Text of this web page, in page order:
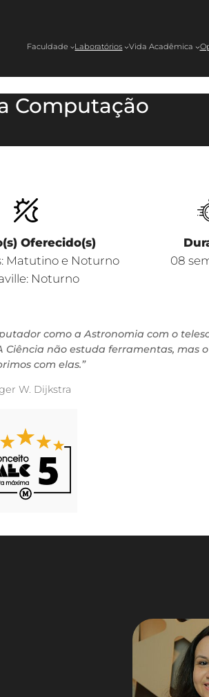
Faculdade Laboratórios Vida Acadêmica
Computação
Oferecido(s)
Matutino e Noturno
Noturno
08
como a Astronomia com o
Ciência não estuda ferramentas, mas
com elas.”
W. Dijkstra